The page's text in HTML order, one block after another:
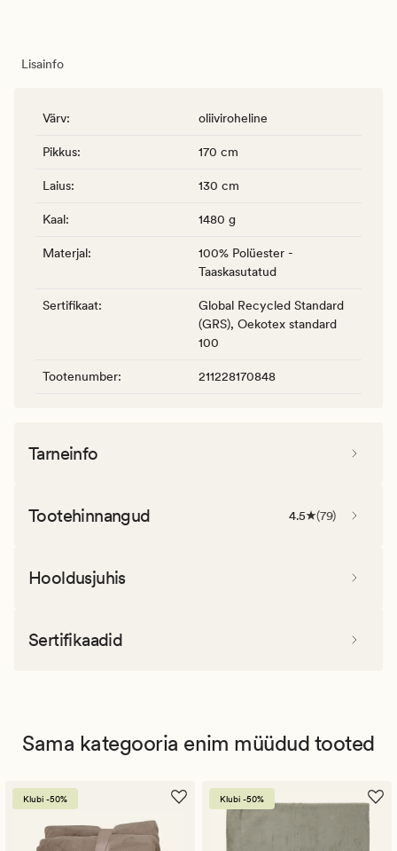
Lisainfo
Värv: oliiviroheline
Pikkus: 170 cm
Laius: 130 cm
Kaal: 1480 g
Materjal:
100% Polüester -
Taaskasutatud
Sertifikaat:
Global Recycled Standard
(GRS), Oekotex standard
100
Tootenumber: 211228170848
Tarneinfo
Tootehinnangud 4.5 (79)
Hooldusjuhis
Sertifikaadid
Sama kategooria enim müüdud tooted
Klubi -50% Klubi -50%